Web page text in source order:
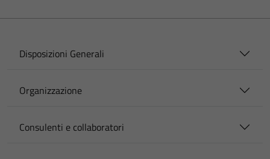
Disposizioni Generali
Organizzazione
Consulenti e collaboratori